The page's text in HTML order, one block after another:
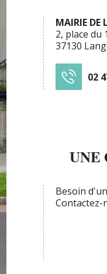
MAIRIE DE
2, place du
37130
02
UNE
Besoin
Contactez-